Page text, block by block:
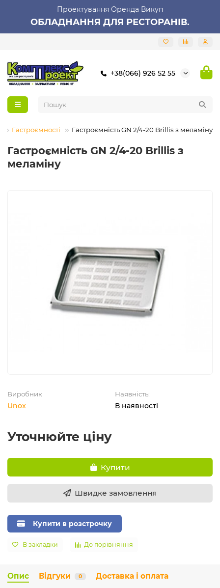
Проектування Оренда Викуп
ОБЛАДНАННЯ ДЛЯ РЕСТОРАНІВ.
+38(066) 926 52 55
Гастроємності Гастроємність GN 2/4-20 Brillis з меламіну
Гастроємність GN 2/4-20 Brillis з
меламіну
Виробник
Unox
Наявність:
В наявності
Уточнюйте ціну
Купити
Швидке замовлення
Купити в розстрочку
В закладки До порівняння
Опис Відгуки 0 Доставка і оплата